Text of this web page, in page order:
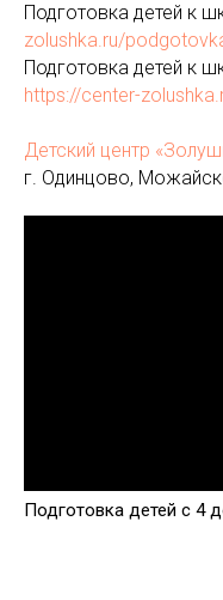
Подготовка детей к
zolushka.ru/
Подготовка детей к
https://center-
Детский центр
г. Одинцово,
Подготовка детей с 4